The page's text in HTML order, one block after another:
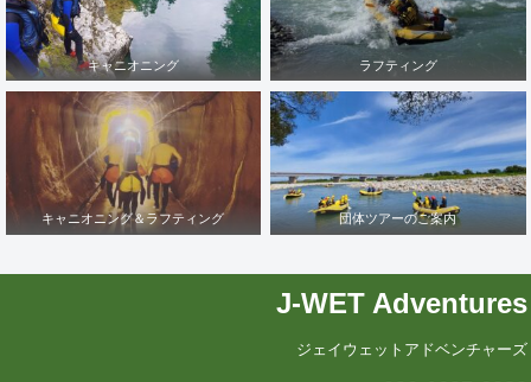
キャニオニング ラフティング
キャニオニング＆ラフティング 団体ツアーのご案内
J-WET Adventures
ジェイウェットアドベンチャーズ